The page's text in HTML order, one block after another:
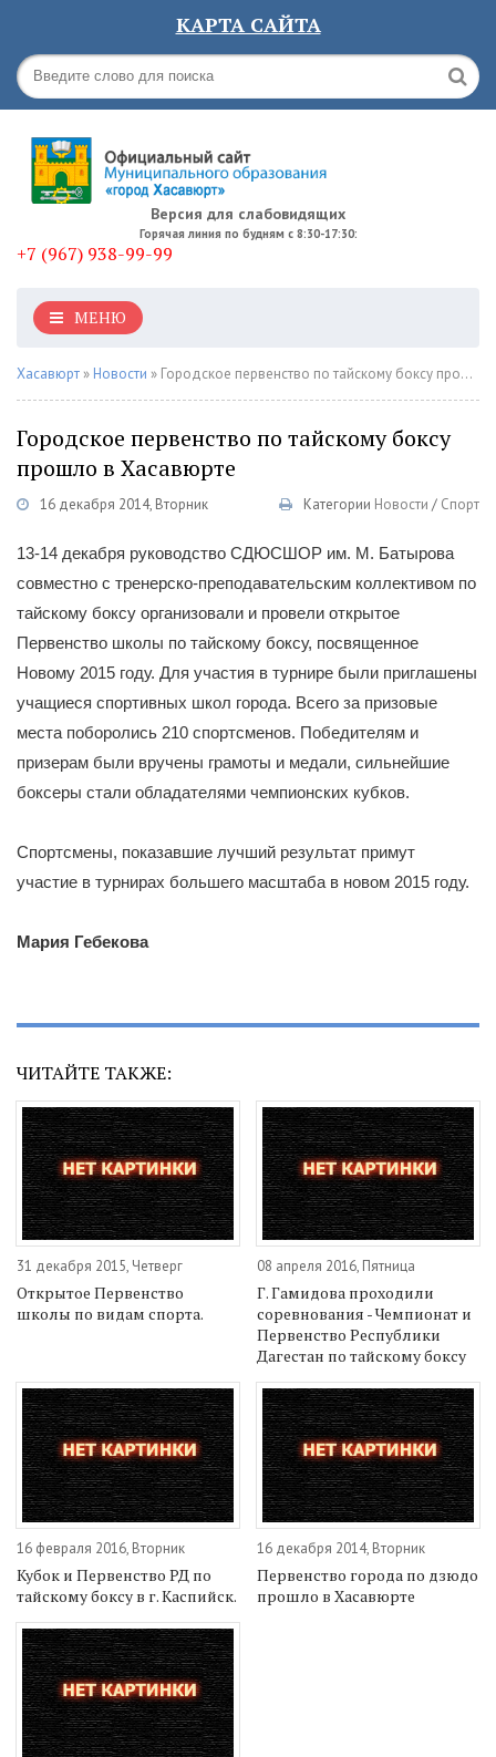
КАРТА САЙТА
Версия для слабовидящих
Горячая линия по будням с 8:30-17:30:
+7 (967) 938-99-99
МЕНЮ
Хасавюрт » Новости » Городское первенство по тайскому боксу прошло в Хасавюрте
Городское первенство по тайскому боксу
прошло в Хасавюрте
16 декабря 2014, Вторник Категории Новости / Спорт
13-14 декабря руководство СДЮСШОР им. М. Батырова
совместно с тренерско-преподавательским коллективом по
тайскому боксу организовали и провели открытое
Первенство школы по тайскому боксу, посвященное
Новому 2015 году. Для участия в турнире были приглашены
учащиеся спортивных школ города. Всего за призовые
места поборолись 210 спортсменов. Победителям и
призерам были вручены грамоты и медали, сильнейшие
боксеры стали обладателями чемпионских кубков.
Спортсмены, показавшие лучший результат примут
участие в турнирах большего масштаба в новом 2015 году.
Мария Гебекова
ЧИТАЙТЕ ТАКЖЕ:
31 декабря 2015, Четверг
Открытое Первенство
школы по видам спорта.
08 апреля 2016, Пятница
Г. Гамидова проходили
соревнования - Чемпионат и
Первенство Республики
Дагестан по тайскому боксу
16 февраля 2016, Вторник
Кубок и Первенство РД по
тайскому боксу в г. Каспийск.
16 декабря 2014, Вторник
Первенство города по дзюдо
прошло в Хасавюрте